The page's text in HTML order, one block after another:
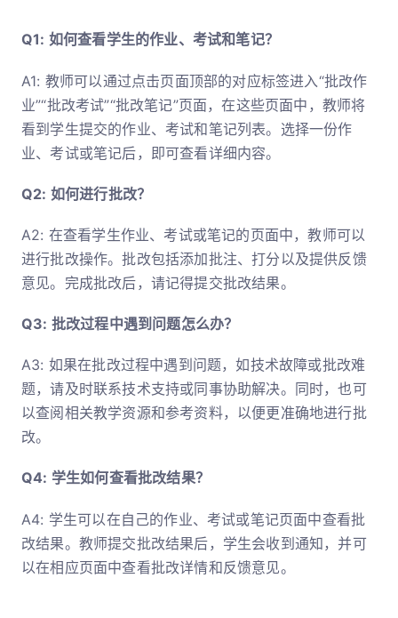
Q1: 如何查看学生的作业、考试和笔记？
A1: 教师可以通过点击页面顶部的对应标签进入“批改作
业”“批改考试”“批改笔记”页面，在这些页面中，教师将
看到学生提交的作业、考试和笔记列表。选择一份作
业、考试或笔记后，即可查看详细内容。
Q2: 如何进行批改？
A2: 在查看学生作业、考试或笔记的页面中，教师可以
进行批改操作。批改包括添加批注、打分以及提供反馈
意见。完成批改后，请记得提交批改结果。
Q3: 批改过程中遇到问题怎么办？
A3: 如果在批改过程中遇到问题，如技术故障或批改难
题，请及时联系技术支持或同事协助解决。同时，也可
以查阅相关教学资源和参考资料，以便更准确地进行批
改。
Q4: 学生如何查看批改结果？
A4: 学生可以在自己的作业、考试或笔记页面中查看批
改结果。教师提交批改结果后，学生会收到通知，并可
以在相应页面中查看批改详情和反馈意见。